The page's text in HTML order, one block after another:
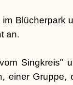
Blücherpark
an.
Singkreis"
einer